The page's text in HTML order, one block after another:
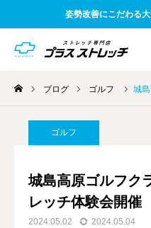
姿勢改善にこだわる
ブログ ゴルフ 城島
ゴルフ
城島高原ゴルフク
レッチ体験会開催
2024.05.02 2024.05.04
電話予約
TOP